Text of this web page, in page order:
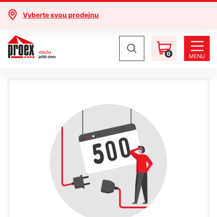
Vyberte svou prodejnu
0 MENU